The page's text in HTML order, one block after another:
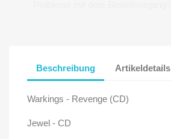
Beschreibung Artikeldetails
Warkings - Revenge (CD)
Jewel - CD